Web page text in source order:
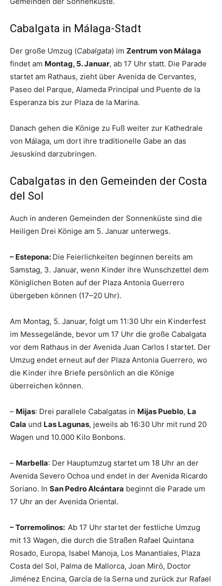
Cabalgata in Málaga-Stadt
Der große Umzug (Cabalgata) im Zentrum von Málaga
findet am Montag, 5. Januar, ab 17 Uhr statt. Die Parade
startet am Rathaus, zieht über Avenida de Cervantes,
Paseo del Parque, Alameda Principal und Puente de la
Esperanza bis zur Plaza de la Marina.
Danach gehen die Könige zu Fuß weiter zur Kathedrale
von Málaga, um dort ihre traditionelle Gabe an das
Jesuskind darzubringen.
Cabalgatas in den Gemeinden der Costa
del Sol
Auch in anderen Gemeinden der Sonnenküste sind die
Heiligen Drei Könige am 5. Januar unterwegs.
– Estepona: Die Feierlichkeiten beginnen bereits am
Samstag, 3. Januar, wenn Kinder ihre Wunschzettel dem
Königlichen Boten auf der Plaza Antonia Guerrero
übergeben können (17–20 Uhr).
Am Montag, 5. Januar, folgt um 11:30 Uhr ein Kinderfest
im Messegelände, bevor um 17 Uhr die große Cabalgata
vor dem Rathaus in der Avenida Juan Carlos I startet. Der
Umzug endet erneut auf der Plaza Antonia Guerrero, wo
die Kinder ihre Briefe persönlich an die Könige
überreichen können.
– Mijas: Drei parallele Cabalgatas in Mijas Pueblo, La
Cala und Las Lagunas, jeweils ab 16:30 Uhr mit rund 20
Wagen und 10.000 Kilo Bonbons.
– Marbella: Der Hauptumzug startet um 18 Uhr an der
Avenida Severo Ochoa und endet in der Avenida Ricardo
Soriano. In San Pedro Alcántara beginnt die Parade um
17 Uhr an der Avenida Oriental.
– Torremolinos: Ab 17 Uhr startet der festliche Umzug
mit 13 Wagen, die durch die Straßen Rafael Quintana
Rosado, Europa, Isabel Manoja, Los Manantiales, Plaza
Costa del Sol, Palma de Mallorca, Joan Miró, Doctor
Jiménez Encina, García de la Serna und zurück zur Rafael